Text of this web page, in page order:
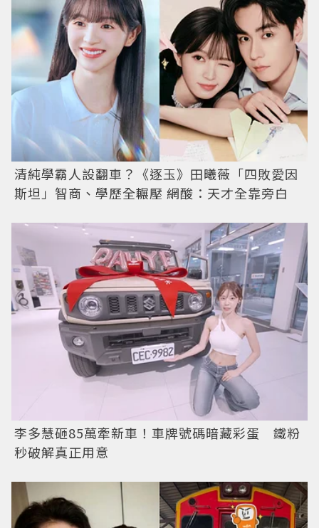
清純學霸人設翻車？《逐玉》田曦薇「四敗愛因
斯坦」智商、學歷全輾壓 網酸：天才全靠旁白
李多慧砸85萬牽新車！車牌號碼暗藏彩蛋 鐵粉
秒破解真正用意